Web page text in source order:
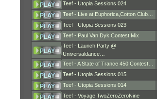
Teef - Utopia Sessions 024
Teef - Live at Euphorica,Cotton Club…
Teef - Utopia Sessions 023
Teef - Paul Van Dyk Contest Mix
Teef - Launch Party @
Universaldance…
Teef - A State of Trance 450 Contest…
Teef - Utopia Sessions 015
Teef - Utopia Sessions 014
Teef - Voyage TwoZeroZeroNine